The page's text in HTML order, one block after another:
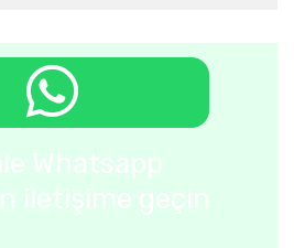
Whatsapp
iletişime geçin